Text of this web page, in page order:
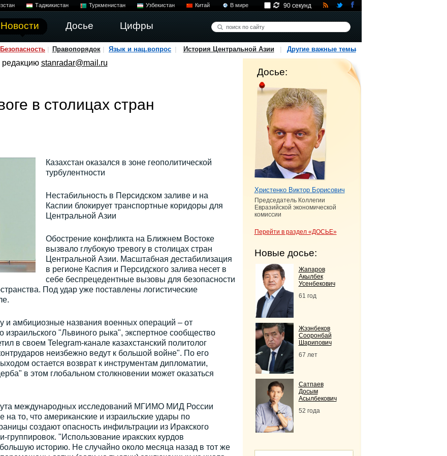
Таджикистан Туркменистан Узбекистан Китай В мире
Новости Досье Цифры
90 секунд
Безопасность Правопорядок Язык и нац.вопрос История Центральной Азии Другие важные темы
редакцию stanradar@mail.ru
в столицах стран
Казахстан оказался в зоне геополитической
турбулентности
Нестабильность в Персидском заливе и на
Каспии блокирует транспортные коридоры для
Центральной Азии
Обострение конфликта на Ближнем Востоке
вызвало глубокую тревогу в столицах стран
Центральной Азии. Масштабная дестабилизация
в регионе Каспия и Персидского залива несет в
себе беспрецедентные вызовы для безопасности
Под удар уже поставлены логистические
и амбициозные названия военных операций – от
израильского "Львиного рыка", экспертное сообщество
в своем Telegram-канале казахстанский политолог
неизбежно ведут к большой войне". По его
остается возврат к инструментам дипломатии,
в этом глобальном столкновении может оказаться
международных исследований МГИМО МИД России
на то, что американские и израильские удары по
создают опасность инфильтрации из Иракского
группировок. "Использование иракских курдов
историю. Не случайно около месяца назад в тот же
Досье:
Христенко Виктор Борисович
Председатель Коллегии
Евразийской экономической
комиссии
Перейти в раздел «ДОСЬЕ»
Новые досье:
Жапаров
Акылбек
Усенбекович
61 год
Жээнбеков
Сооронбай
Шарипович
67 лет
Сатпаев
Досым
Асылбекович
52 года